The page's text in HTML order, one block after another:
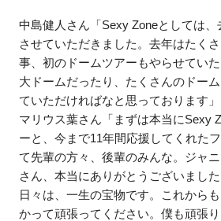
中島健人さん「Sexy Zoneとしては
させていただきました。去年はたく
事、初のドームツアーもやらせてい
大ドームだったり、たくさんのドー
ていただければなと思っております」
マリウス葉さん「まずは本当にSexy
ーと、今まで11年間応援してくれた
て先輩の方々、後輩のみんな。ジャ
さん、本当にありがとうございまし
日々は、一生の宝物です。これから
かって頑張ってください。僕も頑張